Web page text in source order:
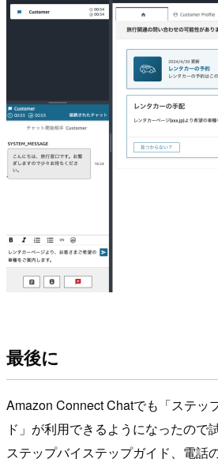
最後に
Amazon Connect Chatでも「ステッ
ド」が利用できるようになったので
ステップバイステップガイド、電話